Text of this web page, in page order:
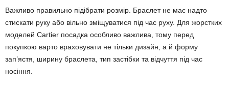
Важливо правильно підібрати розмір. Браслет не має надто
стискати руку або вільно зміщуватися під час руху. Для жорстких
моделей Cartier посадка особливо важлива, тому перед
покупкою варто враховувати не тільки дизайн, а й форму
зап’ястя, ширину браслета, тип застібки та відчуття під час
носіння.